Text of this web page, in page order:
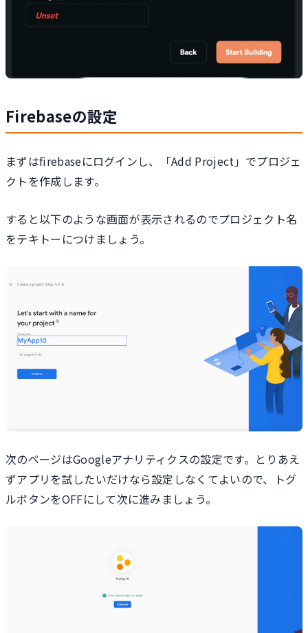
Firebaseの設定
まずはfirebaseにログインし、「Add Project」でプロジェ
クトを作成します。
すると以下のような画面が表示されるのでプロジェクト名
をテキトーにつけましょう。
次のページはGoogleアナリティクスの設定です。とりあえ
ずアプリを試したいだけなら設定しなくてよいので、トグ
ルボタンをOFFにして次に進みましょう。